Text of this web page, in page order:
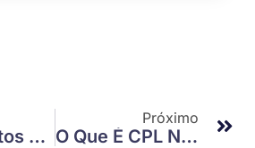
Depoimentos De Marketing Digital: A Importância E Como Utilizá-Los Para Impulsionar Seu Negócio
Próximo
O Que É CPL No Marketing Digital?